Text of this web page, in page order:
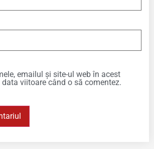
emailul și site-ul web în acest
viitoare când o să comentez.